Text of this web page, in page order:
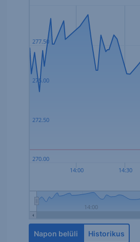
14:00 14:30
14:00
270.00
272.50
275.00
277.50
Napon belüli Historikus